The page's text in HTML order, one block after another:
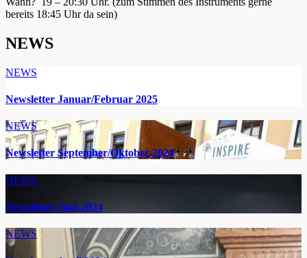
bereits 18:45 Uhr da sein)
NEWS
NEWS
Newsletter Januar/Februar 2025
NEWS
Newsletter September/Oktober 2024
NEWS
Newsletter Juni 2024
NEWS